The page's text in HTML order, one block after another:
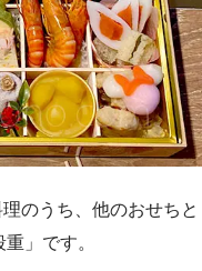
のうち、他のおせちと
」です。